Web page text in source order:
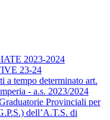
2023-2024
23-24
a tempo determinato art.
- a.s. 2023/2024
Provinciali per
dell’A.T.S. di